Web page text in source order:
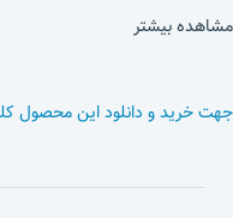
مشاهده بیشتر
جهت خرید و دانلود این محصول